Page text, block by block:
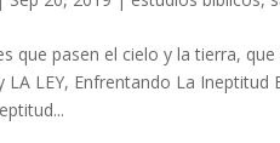
que pasen el cielo y la tierra,
LA LEY, Enfrentando La